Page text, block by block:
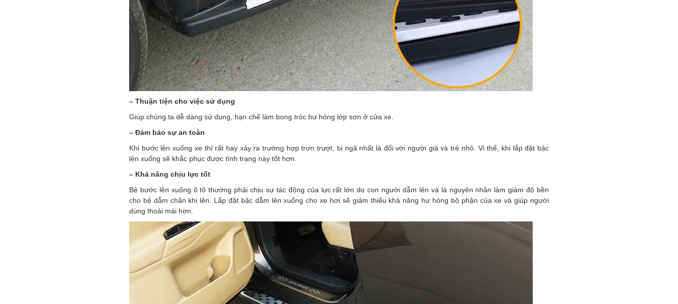
– Thuận tiện cho việc sử dụng
Giúp chúng ta dễ dàng sử dụng, hạn chế làm bong tróc hư hỏng lớp sơn ở cửa xe.
– Đảm bảo sự an toàn
Khi bước lên xuống xe thì rất hay xảy ra trường hợp trơn trượt, bị ngã nhất là đối với người già và trẻ nhỏ. Vì thế, khi lắp đặt bậc
lên xuống sẽ khắc phục được tình trạng này tốt hơn.
– Khả năng chịu lực tốt
Bệ bước lên xuống ô tô thường phải chịu sự tác động của lực rất lớn do con người dẫm lên và là nguyên nhân làm giảm độ bền
cho bệ dẫm chân khi lên. Lắp đặt bậc dẫm lên xuống cho xe hơi sẽ giảm thiểu khả năng hư hỏng bộ phận của xe và giúp người
dùng thoải mái hơn.